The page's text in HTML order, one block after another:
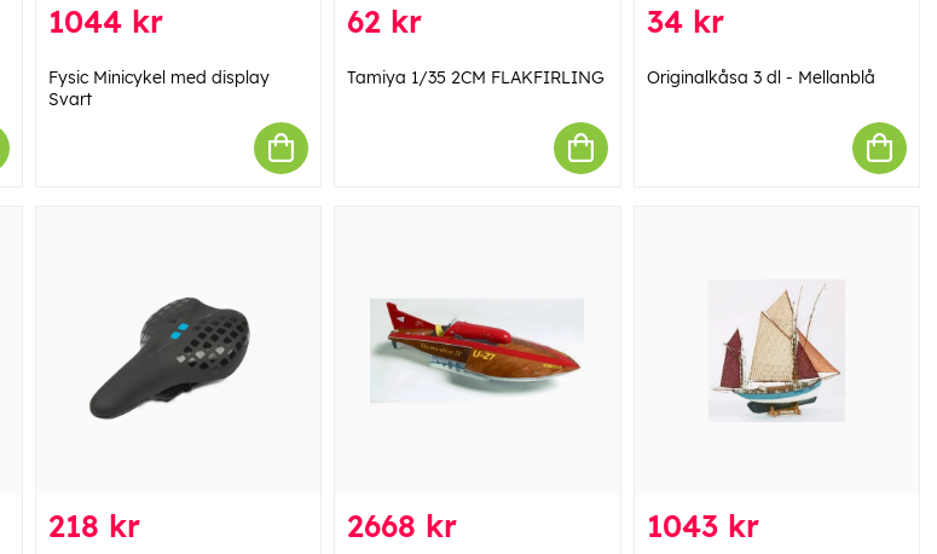
1044 kr
Fysic Minicykel med display
Svart
62 kr
Tamiya 1/35 2CM FLAKFIRLING
34 kr
Originalkåsa 3 dl - Mellanblå
218 kr 2668 kr 1043 kr